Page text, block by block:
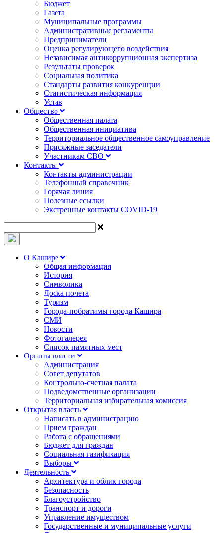
Бюджет
Газета
Муниципальные программы
Административные регламенты
Предприниматели
Оценка регулирующего воздействия
Независимая антикоррупционная экспертиза
Результаты проверок
Социальная политика
Стандарты развития конкуренции
Статистическая информация
Устав
Общество
Общественная палата
Общественная инициатива
Территориальное общественное самоуправление
Присяжные заседатели
Участникам СВО
Контакты
Контакты администрации
Телефонный справочник
Горячая линия
Полезные ссылки
Экстренные контакты COVID-19
О Кашире
Общая информация
История
Символика
Доска почета
Туризм
Города-побратимы города Кашира
СМИ
Новости
Фотогалерея
Список памятных мест
Органы власти
Администрация
Совет депутатов
Контрольно-счетная палата
Подведомственные организации
Территориальная избирательная комиссия
Открытая власть
Написать в администрацию
Прием граждан
Работа с обращениями
Бюджет для граждан
Социальная газификация
Выборы
Деятельность
Архитектура и облик города
Безопасность
Благоустройство
Транспорт и дороги
Управление имуществом
Государственные и муниципальные услуги